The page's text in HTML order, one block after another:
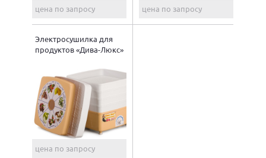
цена по запросу цена по запросу
Электросушилка для
продуктов «Дива-Люкс»
цена по запросу